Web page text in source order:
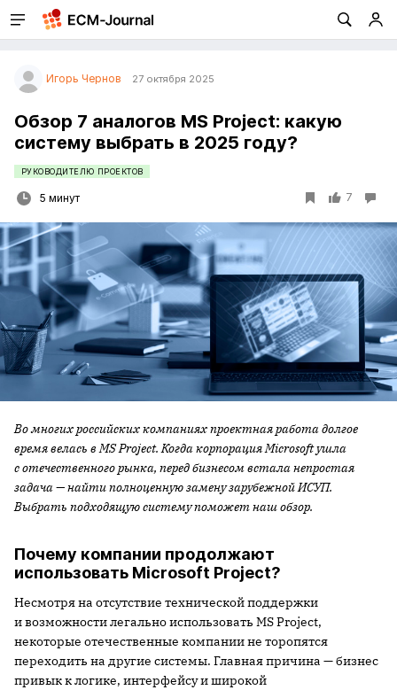
Игорь Чернов 27 октября 2025
Обзор 7 аналогов MS Project: какую
систему выбрать в 2025 году?
РУКОВОДИТЕЛЮ ПРОЕКТОВ
5 минут 7
Во многих российских компаниях проектная работа долгое
время велась в MS Project. Когда корпорация Microsoft ушла
с отечественного рынка, перед бизнесом встала непростая
задача — найти полноценную замену зарубежной ИСУП.
Выбрать подходящую систему поможет наш обзор.
Почему компании продолжают
использовать Microsoft Project?
Несмотря на отсутствие технической поддержки
и возможности легально использовать MS Project,
некоторые отечественные компании не торопятся
переходить на другие системы. Главная причина — бизнес
привык к логике, интерфейсу и широкой